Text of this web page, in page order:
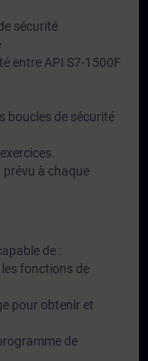
sécurité
entre API S7-1500F
boucles de sécurité
prévu à chaque
de :
fonctions de
pour obtenir et
de